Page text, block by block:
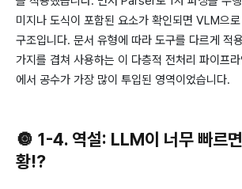
미지나 도식이 포함된 요소가 확인되면 VLM으
구조입니다. 문서 유형에 따라 도구를 다르게 적
가지를 겹쳐 사용하는 이 다층적 전처리 파이프
에서 공수가 가장 많이 투입된 영역이었습니다.
🔘 1-4. 역설: LLM이 너무 빠르
황!?